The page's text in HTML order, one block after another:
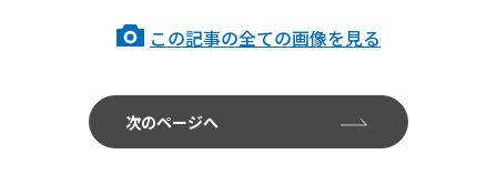
この記事の全ての画像を見る
次のページへ